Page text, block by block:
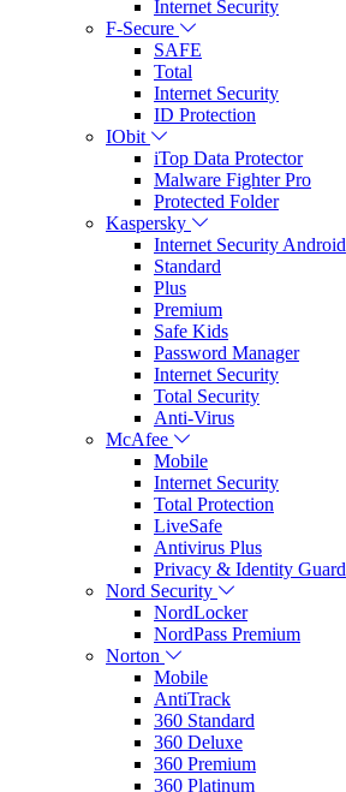
Internet Security
F-Secure
SAFE
Total
Internet Security
ID Protection
IObit
iTop Data Protector
Malware Fighter Pro
Protected Folder
Kaspersky
Internet Security Android
Standard
Plus
Premium
Safe Kids
Password Manager
Internet Security
Total Security
Anti-Virus
McAfee
Mobile
Internet Security
Total Protection
LiveSafe
Antivirus Plus
Privacy & Identity Guard
Nord Security
NordLocker
NordPass Premium
Norton
Mobile
AntiTrack
360 Standard
360 Deluxe
360 Premium
360 Platinum